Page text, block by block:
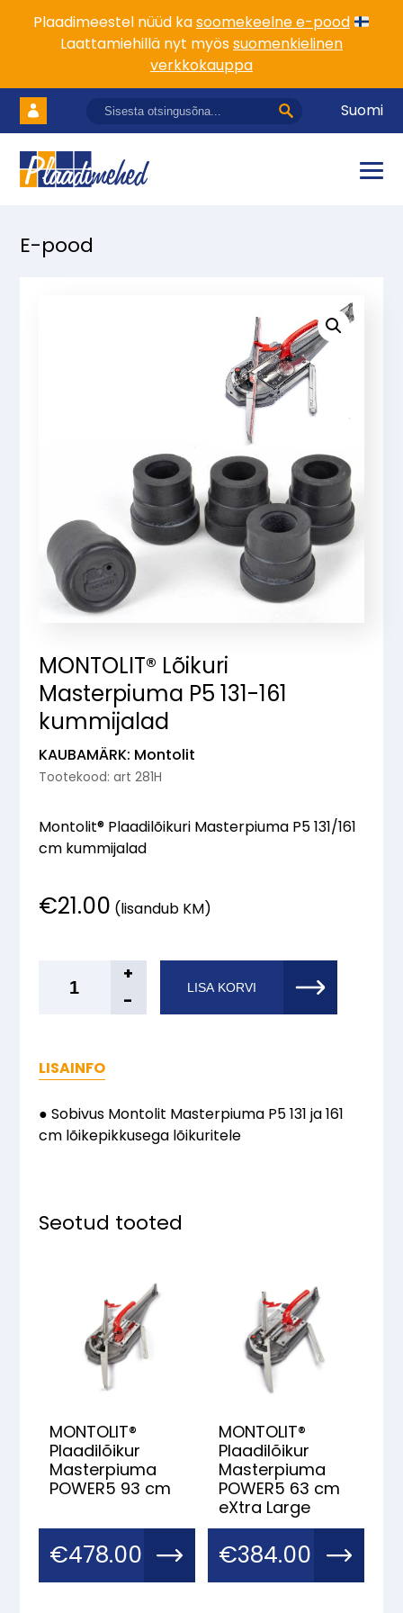
Plaadimeestel nüüd kasoomekeelne e-pood
Laattamiehillä nyt myössuomenkielinen
verkkokauppa
Suomi
E-pood
MONTOLIT® Lõikuri
Masterpiuma P5 131-161
kummijalad
KAUBAMÄRK: Montolit
Tootekood: art 281H
Montolit® Plaadilõikuri Masterpiuma P5 131/161
cm kummijalad
€21.00 (lisandub KM)
Lõikuri
Masterpiuma
161
kogus
+
-
LISA KORVI
LISAINFO
● Sobivus Montolit Masterpiuma P5 131 ja 161
cm lõikepikkusega lõikuritele
Seotud tooted
MONTOLIT®
Plaadilõikur
Masterpiuma
POWER5 93 cm
€478.00
MONTOLIT®
Plaadilõikur
Masterpiuma
POWER5 63 cm
eXtra Large
€384.00